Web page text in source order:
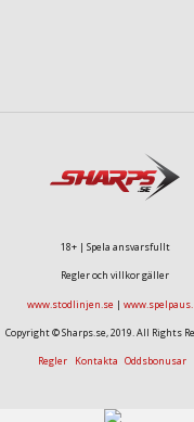
18+ | Spela ansvarsfullt
Regler och villkor gäller
www.stodlinjen.se |
Copyright © Sharps.se, 2019. All Rights
Regler Kontakta Oddsbonusar